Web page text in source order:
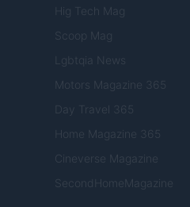
Hig Tech Mag
Scoop Mag
Lgbtqia News
Motors Magazine 365
Day Travel 365
Home Magazine 365
Cineverse Magazine
SecondHomeMagazine